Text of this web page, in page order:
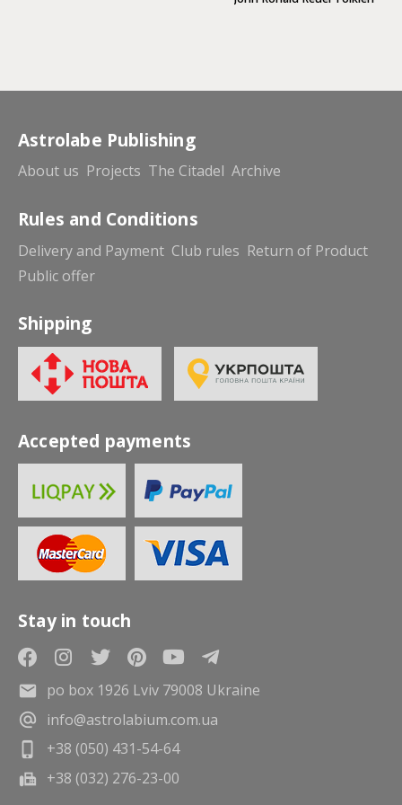
Astrolabe Publishing
About us Projects The Citadel Archive
Rules and Conditions
Delivery and Payment Club rules Return of Product
Public offer
Shipping
Accepted payments
Stay in touch
po box 1926 Lviv 79008 Ukraine
info@astrolabium.com.ua
+38 (050) 431-54-64
+38 (032) 276-23-00